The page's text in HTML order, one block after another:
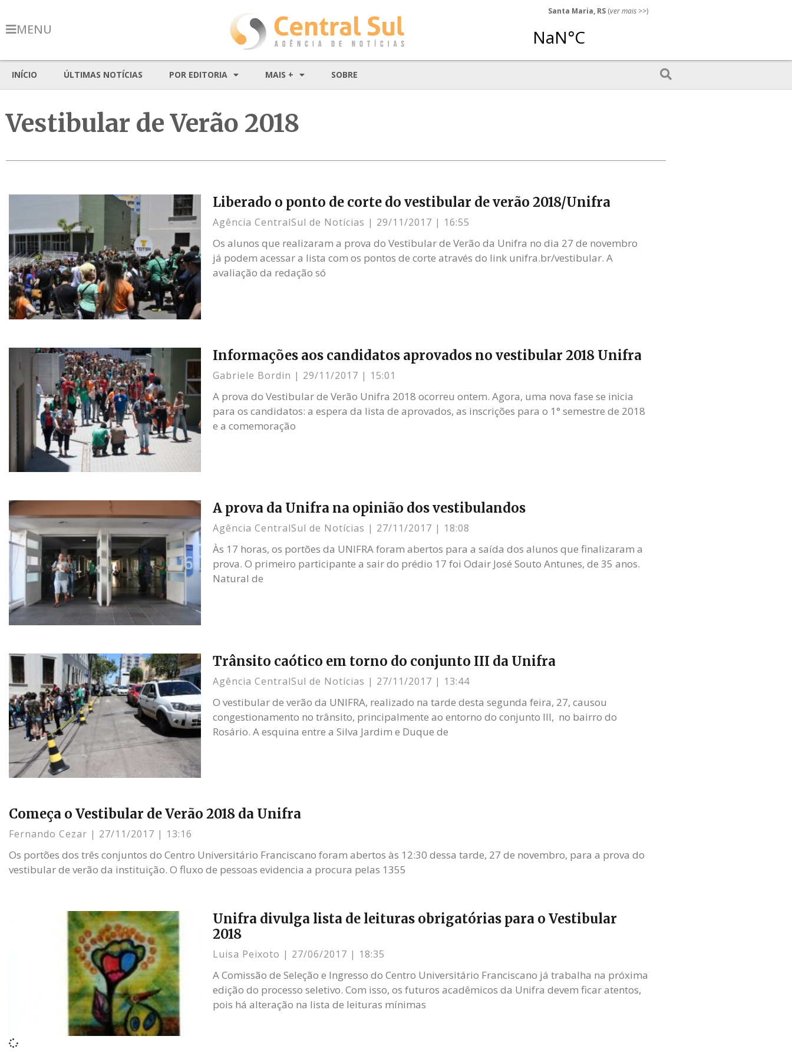
MENU
Santa Maria, RS (ver mais >>)
INÍCIO ÚLTIMAS NOTÍCIAS POR EDITORIA MAIS + SOBRE
Vestibular de Verão 2018
Liberado o ponto de corte do vestibular de verão 2018/Unifra
Agência CentralSul de Notícias 29/11/2017 16:55
Os alunos que realizaram a prova do Vestibular de Verão da Unifra no dia 27 de novembro
já podem acessar a lista com os pontos de corte através do link unifra.br/vestibular. A
avaliação da redação só
Informações aos candidatos aprovados no vestibular 2018 Unifra
Gabriele Bordin 29/11/2017 15:01
A prova do Vestibular de Verão Unifra 2018 ocorreu ontem. Agora, uma nova fase se inicia
para os candidatos: a espera da lista de aprovados, as inscrições para o 1° semestre de 2018
e a comemoração
A prova da Unifra na opinião dos vestibulandos
Agência CentralSul de Notícias 27/11/2017 18:08
Às 17 horas, os portões da UNIFRA foram abertos para a saída dos alunos que finalizaram a
prova. O primeiro participante a sair do prédio 17 foi Odair José Souto Antunes, de 35 anos.
Natural de
Trânsito caótico em torno do conjunto III da Unifra
Agência CentralSul de Notícias 27/11/2017 13:44
O vestibular de verão da UNIFRA, realizado na tarde desta segunda feira, 27, causou
congestionamento no trânsito, principalmente ao entorno do conjunto III, no bairro do
Rosário. A esquina entre a Silva Jardim e Duque de
Começa o Vestibular de Verão 2018 da Unifra
Fernando Cezar 27/11/2017 13:16
Os portões dos três conjuntos do Centro Universitário Franciscano foram abertos às 12:30 dessa tarde, 27 de novembro, para a prova do
vestibular de verão da instituição. O fluxo de pessoas evidencia a procura pelas 1355
Unifra divulga lista de leituras obrigatórias para o Vestibular
2018
Luisa Peixoto 27/06/2017 18:35
A Comissão de Seleção e Ingresso do Centro Universitário Franciscano já trabalha na próxima
edição do processo seletivo. Com isso, os futuros acadêmicos da Unifra devem ficar atentos,
pois há alteração na lista de leituras mínimas